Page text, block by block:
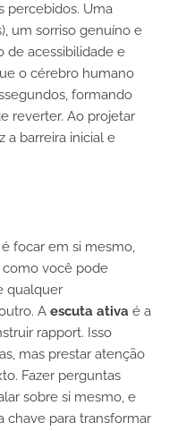
percebidos. Uma
um sorriso genuíno e
de acessibilidade e
o cérebro humano
formando
reverter. Ao projetar
a barreira inicial e
focar em si mesmo,
você pode
qualquer
A escuta ativa é a
rapport. Isso
mas prestar atenção
Fazer perguntas
sobre si mesmo, e
chave para transformar